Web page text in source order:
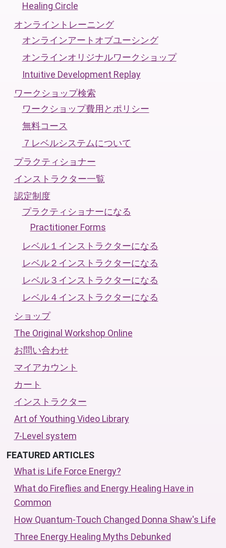
Healing Circle
オンライントレーニング
オンラインアートオブユーシング
オンラインオリジナルワークショップ
Intuitive Development Replay
ワークショップ検索
ワークショップ費用とポリシー
無料コース
７レベルシステムについて
プラクティショナー
インストラクター一覧
認定制度
プラクティショナーになる
Practitioner Forms
レベル１インストラクターになる
レベル２インストラクターになる
レベル３インストラクターになる
レベル４インストラクターになる
ショップ
The Original Workshop Online
お問い合わせ
マイアカウント
カート
インストラクター
Art of Youthing Video Library
7-Level system
FEATURED ARTICLES
What is Life Force Energy?
What do Fireflies and Energy Healing Have in
Common
How Quantum-Touch Changed Donna Shaw's Life
Three Energy Healing Myths Debunked